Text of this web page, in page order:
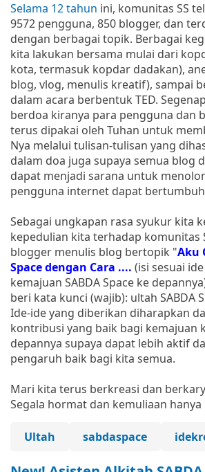
Selama 12 tahun ini, komunitas SS
9572 pengguna, 850 blogger, dan
dengan berbagai topik. Berbagai
kita lakukan bersama mulai dari
kota, termasuk kopdar dadakan),
blog, vlog, menulis kreatif), sampai
dalam acara berbentuk TED.
berdoa kiranya para pengguna dan
terus dipakai oleh Tuhan untuk
Nya melalui tulisan-tulisan yang
dalam doa juga supaya semua blog
dapat menjadi sarana untuk
pengguna internet dapat
Sebagai ungkapan rasa syukur kita
kepedulian kita terhadap komunitas
blogger menulis blog bertopik "Aku
Space dengan Cara .... (isi sesuai
kemajuan SABDA Space ke
beri kata kunci (wajib): ultah SABDA
Ide-ide yang diberikan diharapkan
kontribusi yang baik bagi kemajuan
depannya supaya dapat lebih aktif
pengaruh baik bagi kita semua.
Mari kita terus berkreasi dan
Segala hormat dan kemuliaan hanya
Ultah sabdaspace